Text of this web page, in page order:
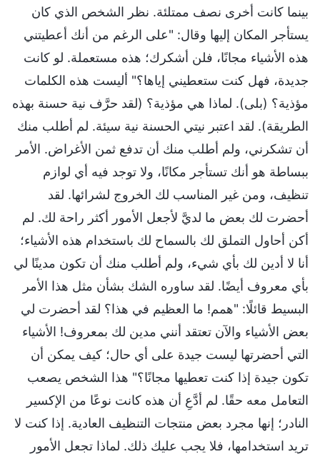
بينما كانت أخرى نصف ممتلئة. نظر الشخص الذي كان
يستأجر المكان إليها وقال: "على الرغم من أنك أعطيتني
هذه الأشياء مجانًا، فلن أشكرك؛ هذه مستعملة. لو كانت
جديدة، فهل كنت ستعطيني إياها؟" أليست هذه الكلمات
مؤذية؟ (بلى). لماذا هي مؤذية؟ (لقد حرَّف نية حسنة بهذه
الطريقة). لقد اعتبر نيتي الحسنة نية سيئة. لم أطلب منك
أن تشكرني، ولم أطلب منك أن تدفع ثمن الأغراض. الأمر
ببساطة هو أنك تستأجر مكانًا، ولا توجد فيه أي لوازم
تنظيف، ومن غير المناسب لك الخروج لشرائها. لقد
أحضرت لك بعض ما لديَّ لأجعل الأمور أكثر راحة لك. لم
أكن أحاول التملق لك بالسماح لك باستخدام هذه الأشياء؛
أنا لا أدين لك بأي شيء، ولم أطلب منك أن تكون مدينًا لي
بأي معروف أيضًا. لقد ساوره الشك بشأن مثل هذا الأمر
البسيط قائلًا: "همم! ما العظيم في هذا؟ لقد أحضرت لي
بعض الأشياء والآن تعتقد أنني مدين لك بمعروف! الأشياء
التي أحضرتها ليست جيدة على أي حال؛ كيف يمكن أن
تكون جيدة إذا كنت تعطيها مجانًا؟" هذا الشخص يصعب
التعامل معه حقًا. لم أدَّعِ أن هذه كانت نوعًا من الإكسير
النادر؛ إنها مجرد بعض منتجات التنظيف العادية. إذا كنت لا
تريد استخدامها، فلا يجب عليك ذلك. لماذا تجعل الأمور